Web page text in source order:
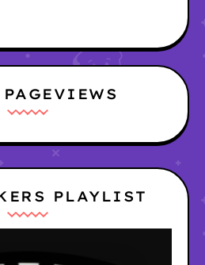
PLAYLIST